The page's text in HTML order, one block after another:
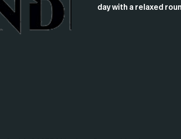
day with a relaxed